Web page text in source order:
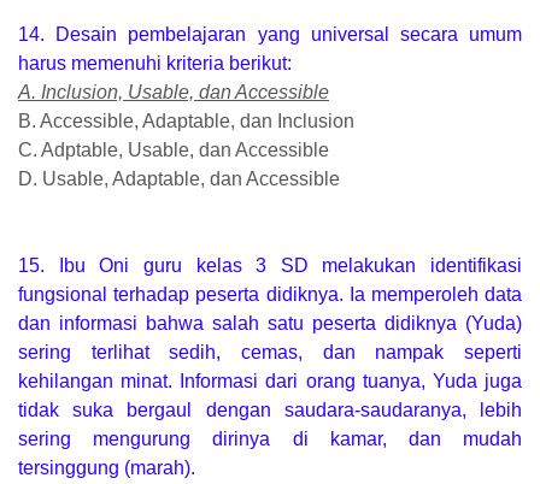
14. Desain pembelajaran yang universal secara umum
harus memenuhi kriteria berikut:
A. Inclusion, Usable, dan Accessible
B. Accessible, Adaptable, dan Inclusion
C. Adptable, Usable, dan Accessible
D. Usable, Adaptable, dan Accessible
15. Ibu Oni guru kelas 3 SD melakukan identifikasi
fungsional terhadap peserta didiknya. Ia memperoleh data
dan informasi bahwa salah satu peserta didiknya (Yuda)
sering terlihat sedih, cemas, dan nampak seperti
kehilangan minat. Informasi dari orang tuanya, Yuda juga
tidak suka bergaul dengan saudara-saudaranya, lebih
sering mengurung dirinya di kamar, dan mudah
tersinggung (marah).